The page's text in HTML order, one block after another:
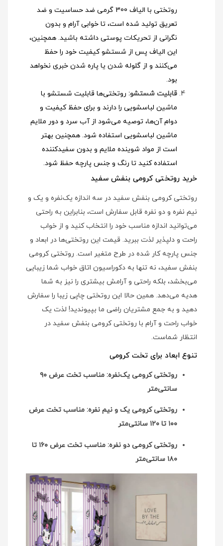
روتختی با الیاف 300 گرمی ضد حساسیت و ضد
تعریق تولید شده است، تا خوابی آرام و بدون
نگرانی از تحریکات پوستی داشته باشید. همچنین،
این الیاف پس از شستشو کیفیت خود را حفظ
می‌کنند و از گلوله شدن یا پاره شدن خبری نخواهد
بود.
قابلیت شستشو: روتختی‌ها قابلیت شستشو با
ماشین لباسشویی را دارند و برای حفظ کیفیت و
دوام آن‌ها، توصیه می‌شود از آب سرد و دور ملایم
ماشین لباسشویی استفاده شود. همچنین بهتر
است از مواد شوینده ملایم و بدون سفیدکننده
استفاده کنید تا رنگ و جنس پارچه حفظ شود.
خرید روتختی کرومی بنفش سفید
روتختی کرومی بنفش سفید در سه اندازه یک‌نفره و یک و
نیم نفره و دو نفره قابل سفارش است، بنابراین به راحتی
می‌توانید اندازه مناسب خود را انتخاب کنید و از خواب
راحت و دلپذیر لذت ببرید. قیمت این روتختی‌ها در ابعاد و
جنس پارچه کار شده در طرح متغیر است. روتختی کرومی
بنفش سفید، نه تنها به دکوراسیون اتاق خواب شما زیبایی
می‌بخشد، بلکه راحتی و آرامش بیشتری را نیز به شما
هدیه می‌دهد. همین حالا این روتختی چاپی زیبا را سفارش
دهید و به جمع مشتریان راضی ما بپیوندید! لذت یک
خواب راحت و آرام با روتختی کرومی بنفش سفید در
انتظار شماست.
تنوع ابعاد برای تخت کرومی
روتختی کرومی یک‌نفره: مناسب تخت عرض ۹۰
سانتی‌متر
روتختی کرومی یک و نیم نفره: مناسب تخت عرض
۱۰۰ تا ۱۲۰ سانتی‌متر
روتختی کرومی دو نفره: مناسب تخت عرض ۱۶۰ تا
۱۸۰ سانتی‌متر